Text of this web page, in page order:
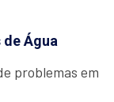
de Água
problemas em